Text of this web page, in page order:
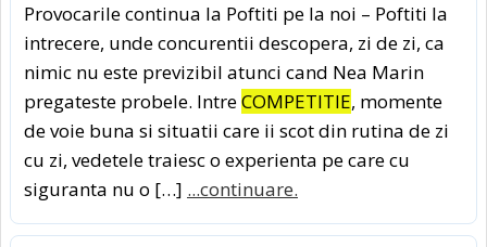
Provocarile continua la Poftiti pe la noi – Poftiti la
intrecere, unde concurentii descopera, zi de zi, ca
nimic nu este previzibil atunci cand Nea Marin
pregateste probele. IntreCOMPETITIE, momente
de voie buna si situatii care ii scot din rutina de zi
cu zi, vedetele traiesc o experienta pe care cu
siguranta nu o […] ...continuare.